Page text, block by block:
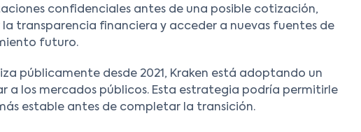
confidenciales antes de una posible cotización,
transparencia financiera y acceder a nuevas fuentes de
futuro.
públicamente desde 2021, Kraken está adoptando un
a los mercados públicos. Esta estrategia podría permitirle
estable antes de completar la transición.